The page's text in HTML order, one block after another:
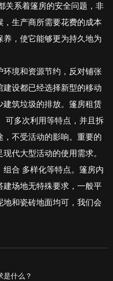
关系着篷房的安全问题，非
生产商所需要花费的成本
，使它能够更为持久地为
境和资源节约，反对铺张
设都已经选择新型的移动
筑垃圾的排放。篷房租赁
可多次利用等特点，并且拆
，不受活动的影响。重要的
代大型活动的使用需求。
合 多样化等特点。篷房内
建场地无特殊要求，一般平
和瓷砖地面均可，我们会
是什么？